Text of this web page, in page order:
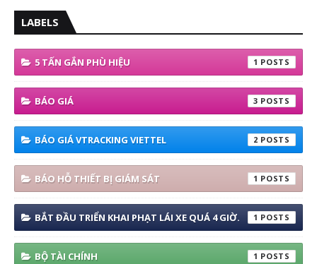
LABELS
5 TẤN GẮN PHÙ HIỆU 1
BÁO GIÁ 3
BÁO GIÁ VTRACKING VIETTEL 2
BÁO HỖ THIẾT BỊ GIÁM SÁT 1
BẮT ĐẦU TRIỂN KHAI PHẠT LÁI XE QUÁ 4 GIỜ. 1
BỘ TÀI CHÍNH 1